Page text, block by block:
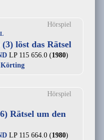
Hörspiel
löst das Rätsel
LP 115 656.0 (1980)
Körting
Hörspiel
Rätsel um den
LP 115 664.0 (1980)